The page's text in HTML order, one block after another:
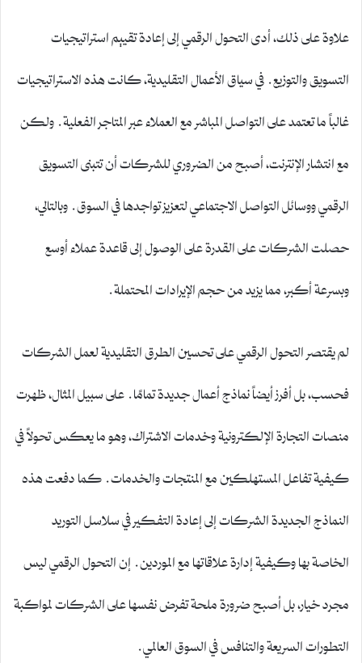
علاوة على ذلك، أدى التحول الرقمي إلى إعادة تقييم استراتيجيات
التسويق والتوزيع. في سياق الأعمال التقليدية، كانت هذه الاستراتيجيات
غالباً ما تعتمد على التواصل المباشر مع العملاء عبر المتاجر الفعلية. ولكن
مع انتشار الإنترنت، أصبح من الضروري للشركات أن تتبنى التسويق
الرقمي ووسائل التواصل الاجتماعي لتعزيز تواجدها في السوق. وبالتالي،
حصلت الشركات على القدرة على الوصول إلى قاعدة عملاء أوسع
وبسرعة أكبر، مما يزيد من حجم الإيرادات المحتملة.
لم يقتصر التحول الرقمي على تحسين الطرق التقليدية لعمل الشركات
فحسب، بل أفرز أيضاً نماذج أعمال جديدة تمامًا. على سبيل المثال، ظهرت
منصات التجارة الإلكترونية وخدمات الاشتراك، وهو ما يعكس تحولاً في
كيفية تفاعل المستهلكين مع المنتجات والخدمات. كما دفعت هذه
النماذج الجديدة الشركات إلى إعادة التفكير في سلاسل التوريد
الخاصة بها وكيفية إدارة علاقاتها مع الموردين. إن التحول الرقمي ليس
مجرد خيار، بل أصبح ضرورة ملحة تفرض نفسها على الشركات لمواكبة
التطورات السريعة والتنافس في السوق العالمي.